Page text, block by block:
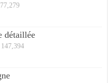
détaillée
147,394